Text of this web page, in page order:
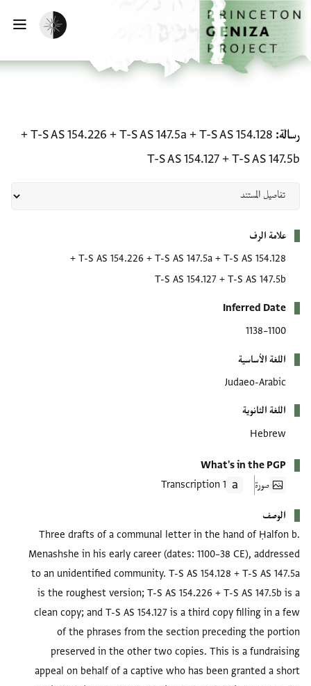
إلى المحتوى الرئيسي
الرئيسية
تفعيل الوضع المظلم
رسالة T-S AS 154.128
+
T-S AS 147.5a
+
T-S AS 154.226
+
T-S AS 147.5b
+
T-S AS 154.127
علامة الرف
T-S AS 154.128
+
T-S AS 147.5a
+
T-S AS 154.226
+
T-S AS 147.5b
+
T-S AS 154.127
Inferred Date
1100–1138
اللغة الأساسية
Judaeo-Arabic
اللغة الثانوية
Hebrew
What's in the PGP
صورة
1 Transcription
الوصف
Three drafts of a communal letter in the hand of Ḥalfon b.
Menashshe in his early career (dates: 1100–38 CE), addressed
to an unidentified community. T-S AS 154.128 + T-S AS 147.5a
is the roughest version; T-S AS 154.226 + T-S AS 147.5b is a
clean copy; and T-S AS 154.127 is a third copy filling in a few
of the phrases from the section preceding the portion
preserved in the other two copies. This is a fundraising
appeal on behalf of a captive who has been granted a short